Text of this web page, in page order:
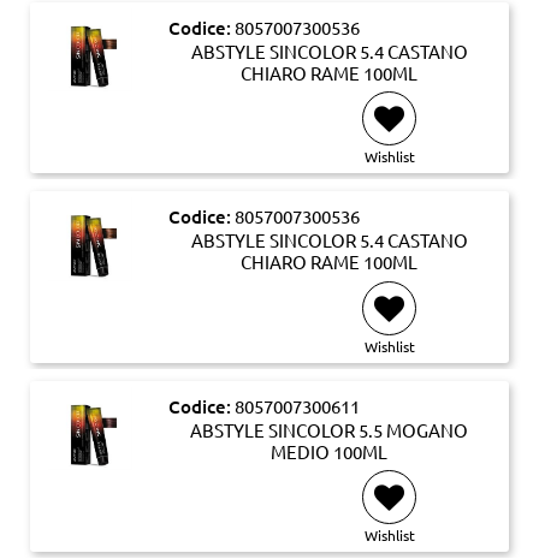
Codice: 8057007300536
ABSTYLE SINCOLOR 5.4 CASTANO
CHIARO RAME 100ML
Wishlist
Codice: 8057007300536
ABSTYLE SINCOLOR 5.4 CASTANO
CHIARO RAME 100ML
Wishlist
Codice: 8057007300611
ABSTYLE SINCOLOR 5.5 MOGANO
MEDIO 100ML
Wishlist